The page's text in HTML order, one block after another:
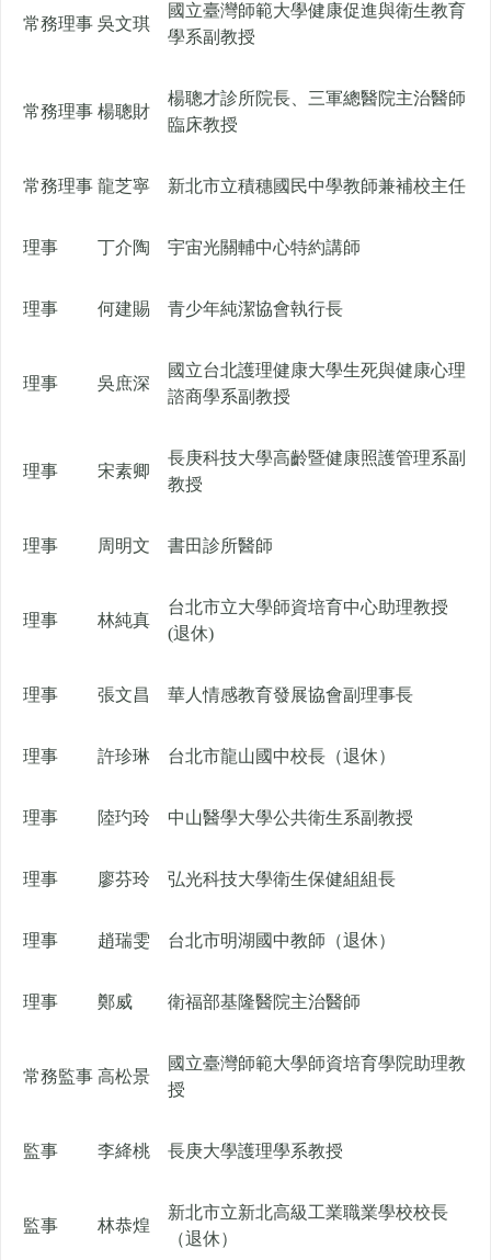
常務理事 吳文琪
國立臺灣師範大學健康促進與衛生教育
學系副教授
常務理事 楊聰財
楊聰才診所院長、三軍總醫院主治醫師
臨床教授
常務理事 龍芝寧 新北市立積穗國民中學教師兼補校主任
理事 丁介陶 宇宙光關輔中心特約講師
理事 何建賜 青少年純潔協會執行長
理事 吳庶深
國立台北護理健康大學生死與健康心理
諮商學系副教授
理事 宋素卿
長庚科技大學高齡暨健康照護管理系副
教授
理事 周明文 書田診所醫師
理事 林純真
台北市立大學師資培育中心助理教授
(退休)
理事 張文昌 華人情感教育發展協會副理事長
理事 許珍琳 台北市龍山國中校長（退休）
理事 陸玓玲 中山醫學大學公共衛生系副教授
理事 廖芬玲 弘光科技大學衛生保健組組長
理事 趙瑞雯 台北市明湖國中教師（退休）
理事 鄭威 衛福部基隆醫院主治醫師
常務監事 高松景
國立臺灣師範大學師資培育學院助理教
授
監事 李絳桃 長庚大學護理學系教授
監事 林恭煌
新北市立新北高級工業職業學校校長
（退休）